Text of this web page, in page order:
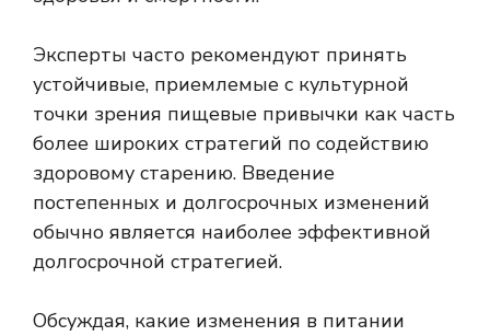
Эксперты часто рекомендуют принять
устойчивые, приемлемые с культурной
точки зрения пищевые привычки как часть
более широких стратегий по содействию
здоровому старению. Введение
постепенных и долгосрочных изменений
обычно является наиболее эффективной
долгосрочной стратегией.
Обсуждая, какие изменения в питании